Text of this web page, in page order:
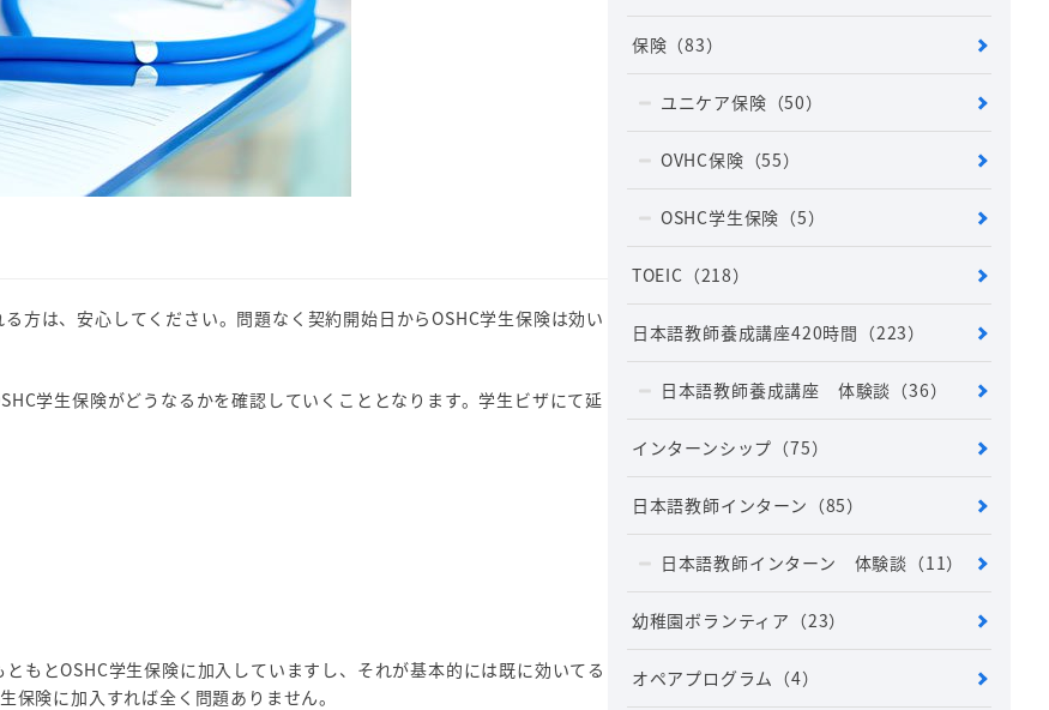
方は、安心してください。問題なく契約開始日からOSHC学生保険は効い
学生保険がどうなるかを確認していくこととなります。学生ビザにて延
もとOSHC学生保険に加入していますし、それが基本的には既に効いてる
保険に加入すれば全く問題ありません。
保険 （83）
ユニケア保険 （50）
OVHC保険 （55）
OSHC学生保険 （5）
TOEIC （218）
日本語教師養成講座420時間 （223）
日本語教師養成講座 体験談 （36）
インターンシップ （75）
日本語教師インターン （85）
日本語教師インターン 体験談 （11）
幼稚園ボランティア （23）
オペアプログラム （4）